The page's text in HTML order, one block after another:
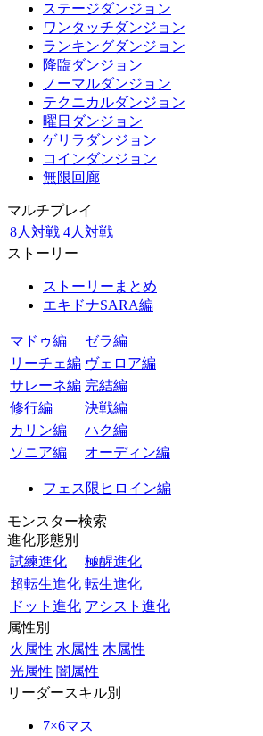
ステージダンジョン
ワンタッチダンジョン
ランキングダンジョン
降臨ダンジョン
ノーマルダンジョン
テクニカルダンジョン
曜日ダンジョン
ゲリラダンジョン
コインダンジョン
無限回廊
マルチプレイ
8人対戦 4人対戦
ストーリー
ストーリーまとめ
エキドナSARA編
マドゥ編
ゼラ編
リーチェ編 ヴェロア編
サレーネ編 完結編
修行編
決戦編
カリン編
ハク編
ソニア編
オーディン編
フェス限ヒロイン編
モンスター検索
進化形態別
試練進化
極醒進化
超転生進化 転生進化
ドット進化 アシスト進化
属性別
火属性 水属性 木属性
光属性 闇属性
リーダースキル別
7×6マス